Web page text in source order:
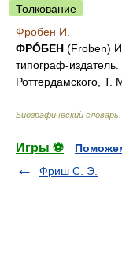
Толкование
Фробен И.
ФРÓБЕН (Froben)
типограф-
Роттердамского, Т.
Биографический словарь
Игры ⚽
Фриш С. Э.